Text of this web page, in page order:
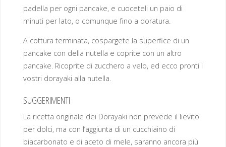
padella per ogni pancake, e cuoceteli un paio di
minuti per lato, o comunque fino a doratura.
A cottura terminata, cospargete la superfice di un
pancake con della nutella e coprite con un altro
pancake. Ricoprite di zucchero a velo, ed ecco pronti i
vostri dorayaki alla nutella.
SUGGERIMENTI
La ricetta originale dei Dorayaki non prevede il lievito
per dolci, ma con l’aggiunta di un cucchiaino di
biacarbonato e di aceto di mele, saranno ancora più